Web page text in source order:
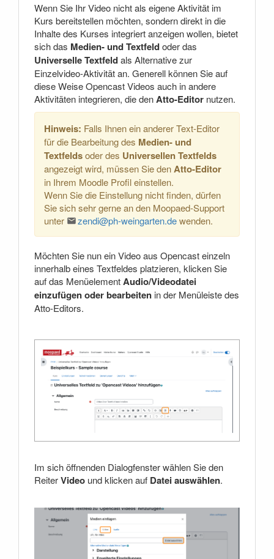
Wenn Sie Ihr Video nicht als eigene Aktivität im
Kurs bereitstellen möchten, sondern direkt in die
Inhalte des Kurses integriert anzeigen wollen, bietet
sich das Medien- und Textfeldoder das
Universelle Textfeldals Alternative zur
Einzelvideo-Aktivität an. Generell können Sie auf
diese Weise Opencast Videos auch in andere
Aktivitäten integrieren, die denAtto-Editor nutzen.
Hinweis: Falls Ihnen ein anderer Text-Editor
für die Bearbeitung des Medien- und
Textfeldsoder des Universellen Textfelds
angezeigt wird, müssen Sie denAtto-Editor
in Ihrem Moodle Profil einstellen.
Wenn Sie die Einstellung nicht finden, dürfen
Sie sich sehr gerne an den Moopaed-Support
unter
zendi@ph-weingarten.dewenden.
Möchten Sie nun ein Video aus Opencast einzeln
innerhalb eines Textfeldes platzieren, klicken Sie
auf das MenüelementAudio/Videodatei
einzufügen oder bearbeiten in der Menüleiste des
Atto-Editors.
Im sich öffnenden Dialogfenster wählen Sie den
ReiterVideo und klicken auf Datei auswählen.